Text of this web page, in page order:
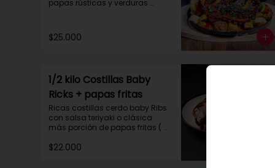
papas rústicas y verduras
aprox.
$25.000
1/2 kilo Costillas Baby
Ricks + papas fritas
Ricas costillas cerdo baby Ribs
con salsa teriyaki o clásica
más porción de papas fritas (
$22.000